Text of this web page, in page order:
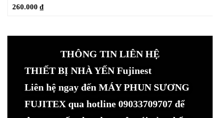
260.000 ₫
THÔNG TIN LIÊN HỆ
THIẾT BỊ NHÀ YẾN Fujinest
Liên hệ ngay đến MÁY PHUN SƯƠNG
FUJITEX qua hotline 09033709707 để